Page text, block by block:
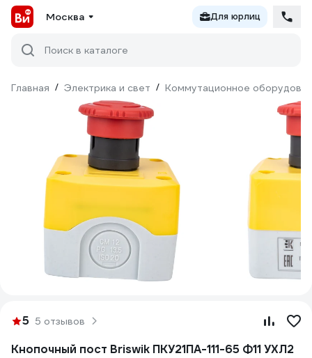
Москва Для юрлиц
Поиск в каталоге
Главная / Электрика и свет / Коммутационное
5 5 отзывов
Кнопочный пост Briswik ПКУ21ПА-111-65 Ф11 УХЛ2